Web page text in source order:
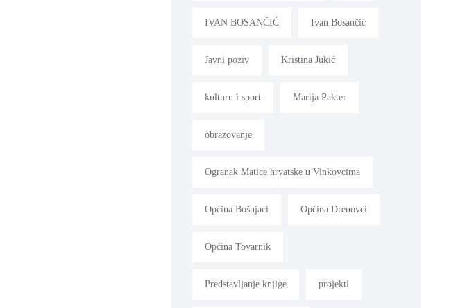
IVAN BOSANČIĆ Ivan Bosančić
Javni poziv Kristina Jukić
kulturu i sport Marija Pakter
obrazovanje
Ogranak Matice hrvatske u Vinkovcima
Općina Bošnjaci Općina Drenovci
Općina Tovarnik
Predstavljanje knjige projekti